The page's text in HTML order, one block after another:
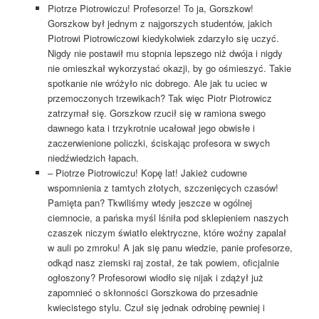
Piotrze Piotrowiczu! Profesorze! To ja, Gorszkow!
Gorszkow był jednym z najgorszych studentów, jakich
Piotrowi Piotrowiczowi kiedykolwiek zdarzyło się uczyć.
Nigdy nie postawił mu stopnia lepszego niż dwója i nigdy
nie omieszkał wykorzystać okazji, by go ośmieszyć. Takie
spotkanie nie wróżyło nic dobrego. Ale jak tu uciec w
przemoczonych trzewikach? Tak więc Piotr Piotrowicz
zatrzymał się. Gorszkow rzucił się w ramiona swego
dawnego kata i trzykrotnie ucałował jego obwisłe i
zaczerwienione policzki, ściskając profesora w swych
niedźwiedzich łapach.
– Piotrze Piotrowiczu! Kopę lat! Jakież cudowne
wspomnienia z tamtych złotych, szczenięcych czasów!
Pamięta pan? Tkwiliśmy wtedy jeszcze w ogólnej
ciemnocie, a pańska myśl lśniła pod sklepieniem naszych
czaszek niczym światło elektryczne, które woźny zapalał
w auli po zmroku! A jak się panu wiedzie, panie profesorze,
odkąd nasz ziemski raj został, że tak powiem, oficjalnie
ogłoszony? Profesorowi wiodło się nijak i zdążył już
zapomnieć o skłonności Gorszkowa do przesadnie
kwiecistego stylu. Czuł się jednak odrobinę pewniej i